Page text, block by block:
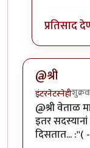
प्रतिसाद
@श्री
इंटरनेटस्नेही
@श्री वेताळ
इतर
दिसतात... :''(